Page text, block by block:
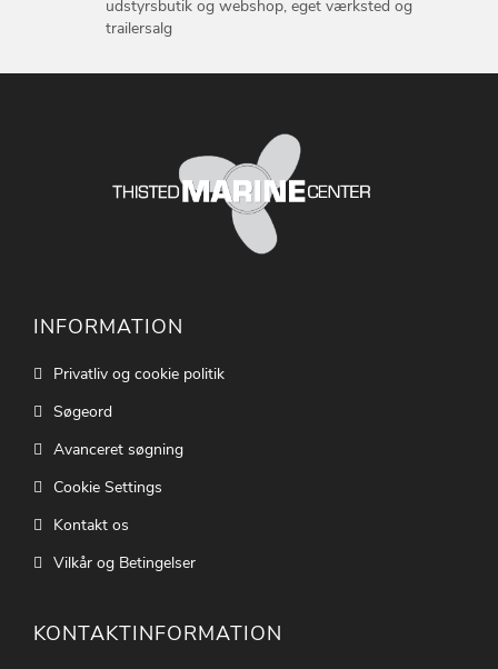
udstyrsbutik og webshop, eget værksted og
trailersalg
INFORMATION
Privatliv og cookie politik
Søgeord
Avanceret søgning
Cookie Settings
Kontakt os
Vilkår og Betingelser
KONTAKTINFORMATION